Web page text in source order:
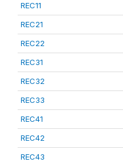
REC11
REC21
REC22
REC31
REC32
REC33
REC41
REC42
REC43